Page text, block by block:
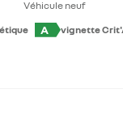
Véhicule neuf
A vignette